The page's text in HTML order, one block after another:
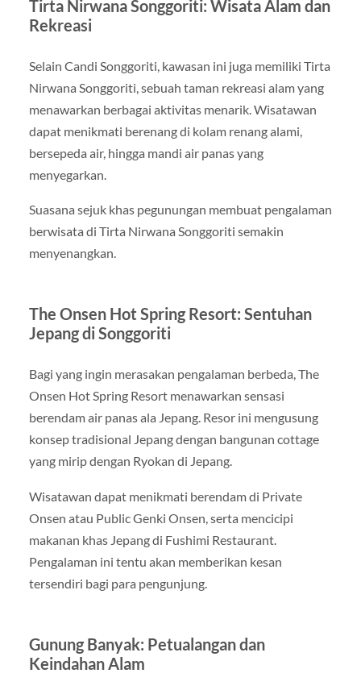
Tirta Nirwana Songgoriti: Wisata Alam dan
Rekreasi
Selain Candi Songgoriti, kawasan ini juga memiliki Tirta
Nirwana Songgoriti, sebuah taman rekreasi alam yang
menawarkan berbagai aktivitas menarik. Wisatawan
dapat menikmati berenang di kolam renang alami,
bersepeda air, hingga mandi air panas yang
menyegarkan.
Suasana sejuk khas pegunungan membuat pengalaman
berwisata di Tirta Nirwana Songgoriti semakin
menyenangkan.
The Onsen Hot Spring Resort: Sentuhan
Jepang di Songgoriti
Bagi yang ingin merasakan pengalaman berbeda, The
Onsen Hot Spring Resort menawarkan sensasi
berendam air panas ala Jepang. Resor ini mengusung
konsep tradisional Jepang dengan bangunan cottage
yang mirip dengan Ryokan di Jepang.
Wisatawan dapat menikmati berendam di Private
Onsen atau Public Genki Onsen, serta mencicipi
makanan khas Jepang di Fushimi Restaurant.
Pengalaman ini tentu akan memberikan kesan
tersendiri bagi para pengunjung.
Gunung Banyak: Petualangan dan
Keindahan Alam